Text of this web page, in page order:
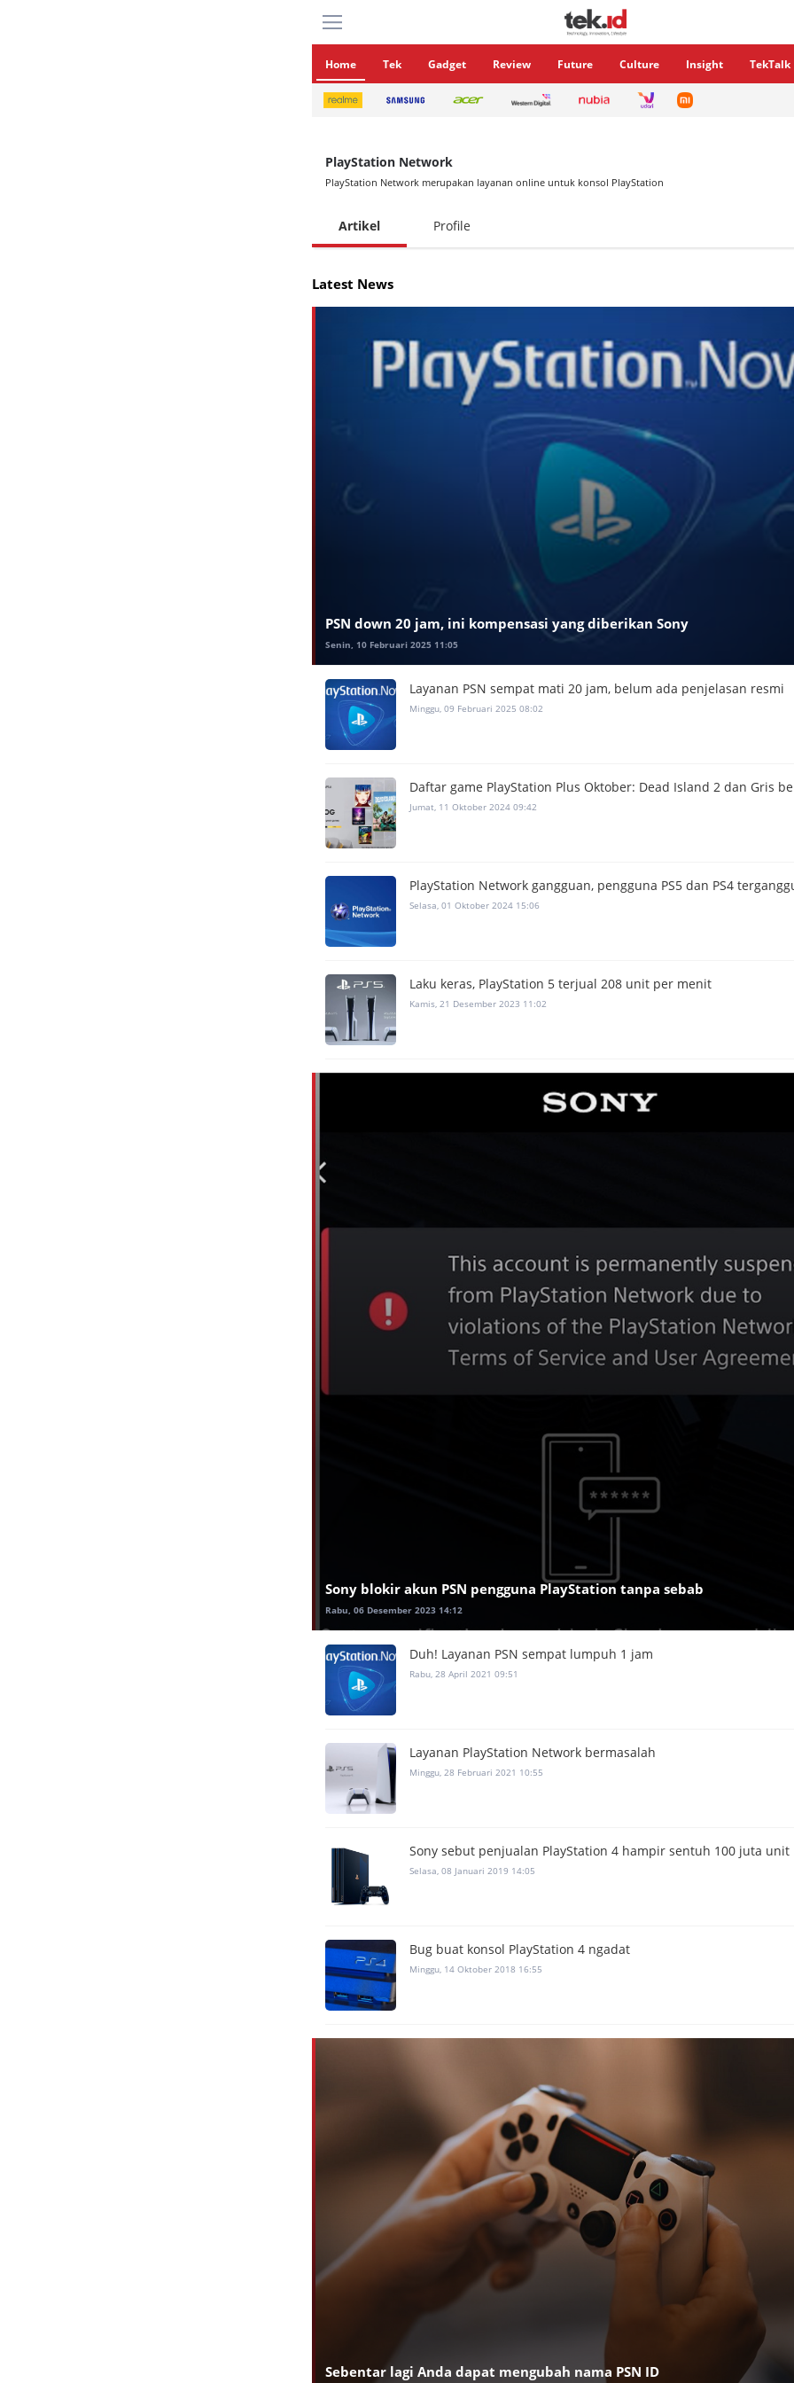
Home Tek Gadget Review Future Culture Insight TekTalk
PlayStation Network
PlayStation Network merupakan layanan online untuk konsol PlayStation
Artikel Profile
Latest News
PSN down 20 jam, ini kompensasi yang diberikan Sony
Senin, 10 Februari 2025 11:05
Layanan PSN sempat mati 20 jam, belum ada penjelasan resmi
Minggu, 09 Februari 2025 08:02
Daftar game PlayStation Plus Oktober: Dead Island 2 dan Gris
Jumat, 11 Oktober 2024 09:42
PlayStation Network gangguan, pengguna PS5 dan PS4
Selasa, 01 Oktober 2024 15:06
Laku keras, PlayStation 5 terjual 208 unit per menit
Kamis, 21 Desember 2023 11:02
Sony blokir akun PSN pengguna PlayStation tanpa sebab
Rabu, 06 Desember 2023 14:12
Duh! Layanan PSN sempat lumpuh 1 jam
Rabu, 28 April 2021 09:51
Layanan PlayStation Network bermasalah
Minggu, 28 Februari 2021 10:55
Sony sebut penjualan PlayStation 4 hampir sentuh 100 juta unit
Selasa, 08 Januari 2019 14:05
Bug buat konsol PlayStation 4 ngadat
Minggu, 14 Oktober 2018 16:55
Sebentar lagi Anda dapat mengubah nama PSN ID